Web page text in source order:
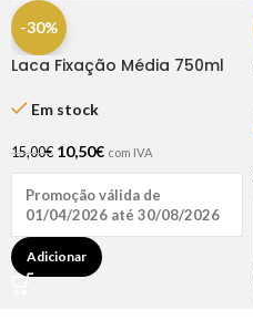
-30%
Laca Fixação Média 750ml
Em stock
15,00€ 10,50€ com IVA
Promoção válida de
01/04/2026 até 30/08/2026
Adicionar